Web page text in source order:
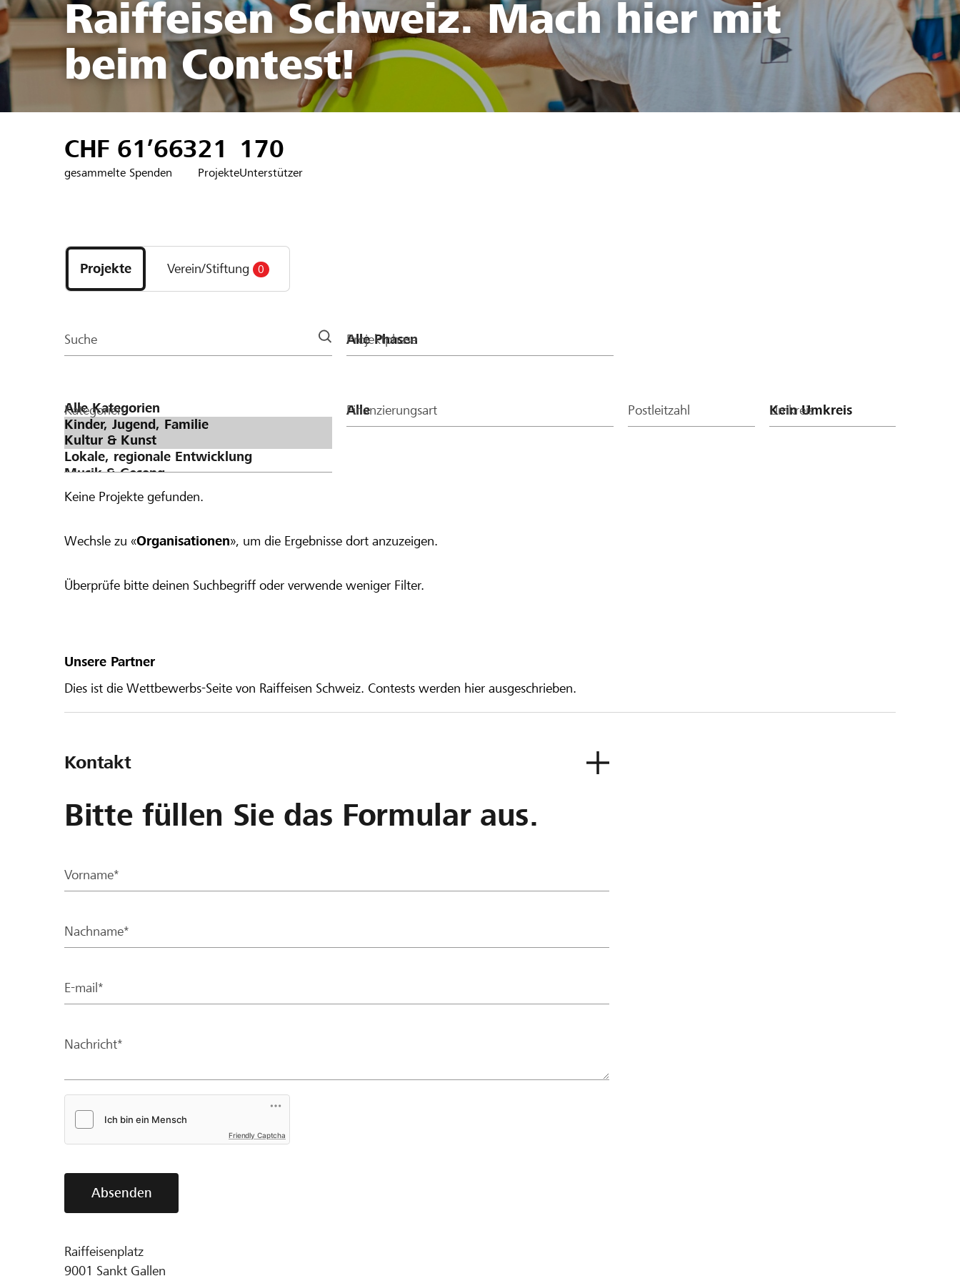
Raiffeisen Schweiz. Mach hier mit
beim Contest!
CHF 61’663
gesammelte Spenden
21
Projekte
170
Unterstützer
Projekte
und
Organisationen
Projekte Verein/Stiftung 0
Suche Projektphase
Kategorien Finanzierungsart Postleitzahl Umkreis
Keine Projekte gefunden.
Wechsle zu «Organisationen», um die Ergebnisse dort anzuzeigen.
Überprüfe bitte deinen Suchbegriff oder verwende weniger Filter.
Unsere Partner
Dies ist die Wettbewerbs-Seite von Raiffeisen Schweiz. Contests werden hier ausgeschrieben.
Kontakt
Bitte füllen Sie das Formular aus.
Vorname*
Nachname*
E-mail*
Nachricht*
Friendly Captcha
Absenden
Raiffeisenplatz
9001 Sankt Gallen